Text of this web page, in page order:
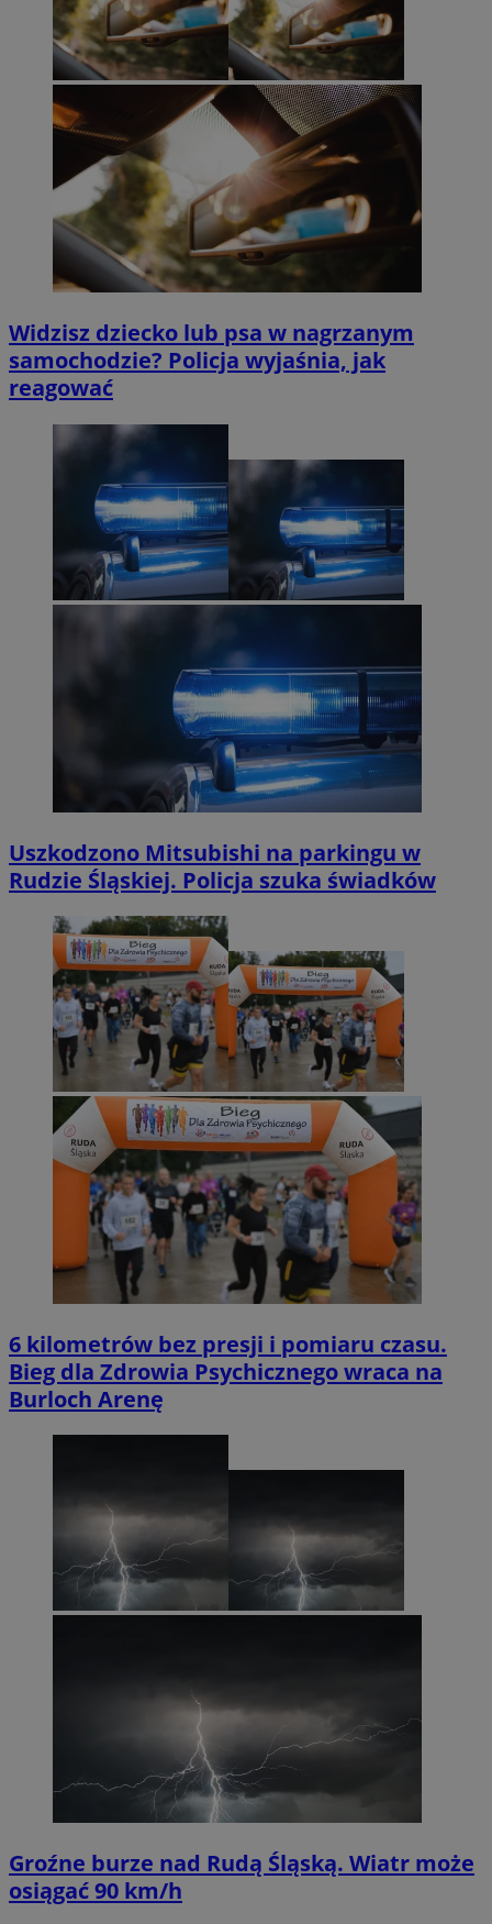
Widzisz dziecko lub psa w nagrzanym
samochodzie? Policja wyjaśnia, jak
reagować
Uszkodzono Mitsubishi na parkingu w
Rudzie Śląskiej. Policja szuka świadków
6 kilometrów bez presji i pomiaru czasu.
Bieg dla Zdrowia Psychicznego wraca na
Burloch Arenę
Groźne burze nad Rudą Śląską. Wiatr może
osiągać 90 km/h